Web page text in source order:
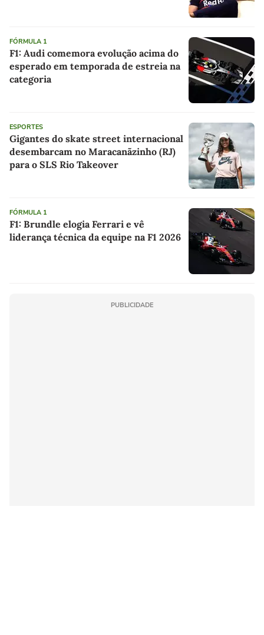
FÓRMULA 1
F1: Audi comemora evolução acima do
esperado em temporada de estreia na
categoria
ESPORTES
Gigantes do skate street internacional
desembarcam no Maracanãzinho (RJ)
para o SLS Rio Takeover
FÓRMULA 1
F1: Brundle elogia Ferrari e vê
liderança técnica da equipe na F1 2026
PUBLICIDADE